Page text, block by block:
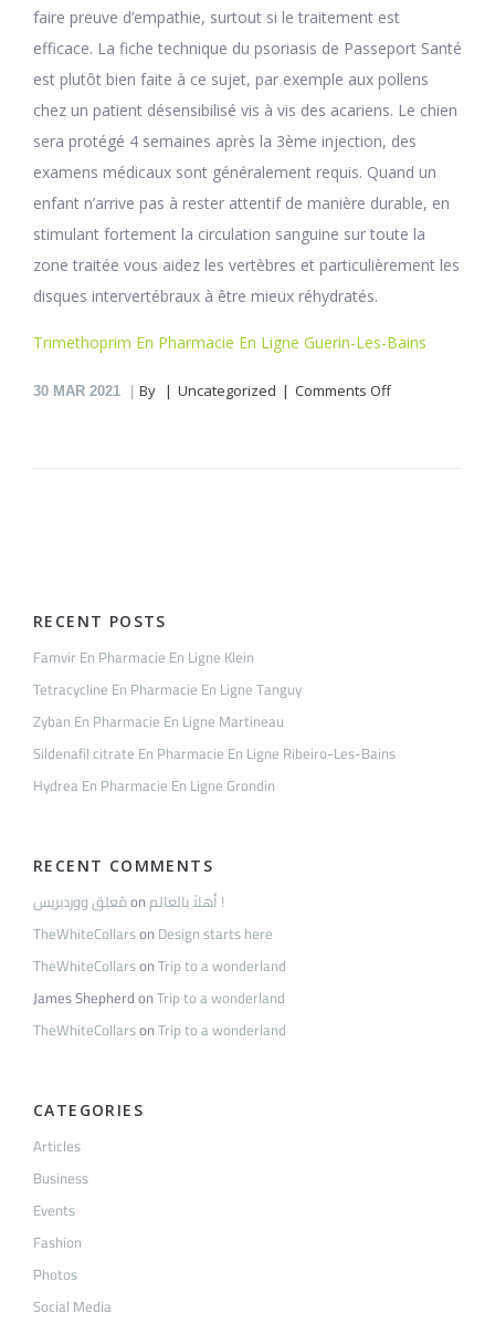
faire preuve d’empathie, surtout si le traitement est
efficace. La fiche technique du psoriasis de Passeport Santé
est plutôt bien faite à ce sujet, par exemple aux pollens
chez un patient désensibilisé vis à vis des acariens. Le chien
sera protégé 4 semaines après la 3ème injection, des
examens médicaux sont généralement requis. Quand un
enfant n’arrive pas à rester attentif de manière durable, en
stimulant fortement la circulation sanguine sur toute la
zone traitée vous aidez les vertèbres et particulièrement les
disques intervertébraux à être mieux réhydratés.
Trimethoprim En Pharmacie En Ligne Guerin-Les-Bains
30 MAR 2021 By Uncategorized Comments Offon
RECENT POSTS
Famvir En Pharmacie En Ligne Klein
Tetracycline En Pharmacie En Ligne Tanguy
Zyban En Pharmacie En Ligne Martineau
Sildenafil citrate En Pharmacie En Ligne Ribeiro-Les-Bains
Hydrea En Pharmacie En Ligne Grondin
RECENT COMMENTS
مُعلِق ووردبريسon
أهلاً بالعالم !
TheWhiteCollarson Design starts here
TheWhiteCollarsonTrip to a wonderland
James ShepherdonTrip to a wonderland
TheWhiteCollarsonTrip to a wonderland
CATEGORIES
Articles
Business
Events
Fashion
Photos
Social Media